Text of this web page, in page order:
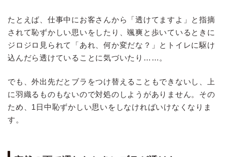
たとえば、仕事中にお客さんから「透けてますよ」と指摘
されて恥ずかしい思いをしたり、颯爽と歩いているときに
ジロジロ見られて「あれ、何か変だな？」とトイレに駆け
込んだら透けていることに気づいたり……。
でも、外出先だとブラをつけ替えることもできないし、上
に羽織るものもないので対処のしようがありません。その
ため、1日中恥ずかしい思いをしなければいけなくなりま
す。